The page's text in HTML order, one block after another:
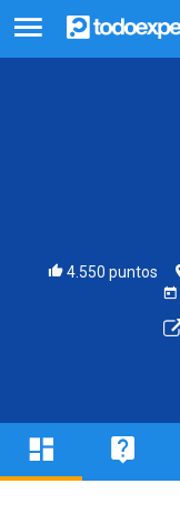
4.550 puntos